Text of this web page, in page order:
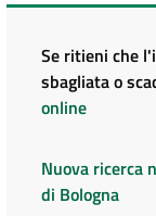
Se ritieni che
sbagliata o
online
Nuova ricerca
di Bologna